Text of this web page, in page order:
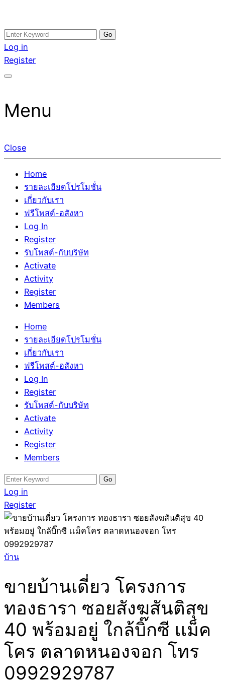
Skip
to
content
อสังหาโพสต์ รีวิวเยอะ รับจ้างโพสต์ขายบ้าน รับจ้างโพสต์อสัง
หา แตกต่างอย่างตั้งใจ รับรองผล อันดับ1 การโพสต์ขายอสังหา
กับทีมงานบริษัท บ้าน ที่ดิน คอนโด ติดGoogleหน้าแรกได้จริงๆ
รับจ้างโพสอสังหา ขายบ้าน อสังหาโพสต์ เชื่อถือได้จริง รับ
โพสต์ ที่ดิน กับทีมงานบริษัท ถูกและดีที่สุด ไม่มีค่านายหน้า
ขายได้จริงๆ ช่วยสร้างโอกาสในการขายได้มากกว่า ที่เดียว ที่
Search
for:
Log in
Register
Menu
Close
Home
รายละเอียดโปรโมชั่น
เกี่ยวกับเรา
ฟรีโพสต์-อสังหา
Log In
Register
รับโพสต์-กับบริษัท
Activate
Activity
Register
Members
Home
รายละเอียดโปรโมชั่น
เกี่ยวกับเรา
ฟรีโพสต์-อสังหา
Log In
Register
รับโพสต์-กับบริษัท
Activate
Activity
Register
Members
Search
for:
Log in
Register
บ้าน
ขายบ้านเดี่ยว โครงการ
ทองธารา ซอยสังฆสันติสุข
40 พร้อมอยู่ ใกล้บิ๊กซี เเม็ค
โคร ตลาดหนองจอก โทร
0992929787